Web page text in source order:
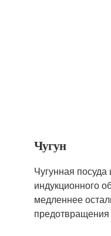
Чугун
Чугунная
индукционного
медленнее